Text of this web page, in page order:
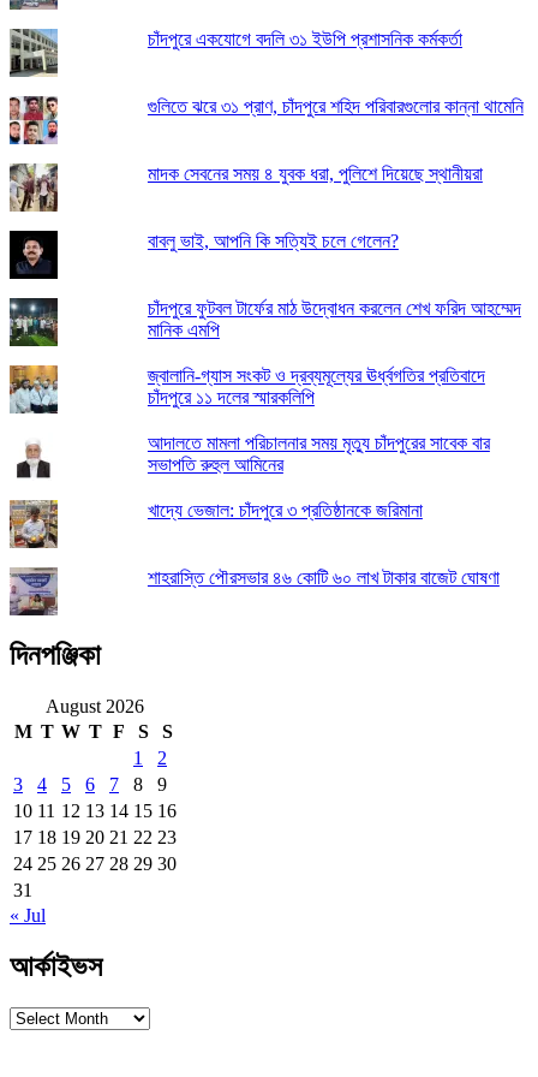
চাঁদপুরে একযোগে বদলি ৩১ ইউপি প্রশাসনিক কর্মকর্তা
গুলিতে ঝরে ৩১ প্রাণ, চাঁদপুরে শহিদ পরিবারগুলোর কান্না থামেনি
মাদক সেবনের সময় ৪ যুবক ধরা, পুলিশে দিয়েছে স্থানীয়রা
বাবলু ভাই, আপনি কি সত্যিই চলে গেলেন?
চাঁদপুরে ফুটবল টার্ফের মাঠ উদ্বোধন করলেন শেখ ফরিদ আহম্মেদ
মানিক এমপি
জ্বালানি-গ্যাস সংকট ও দ্রব্যমূল্যের ঊর্ধ্বগতির প্রতিবাদে
চাঁদপুরে ১১ দলের স্মারকলিপি
আদালতে মামলা পরিচালনার সময় মৃত্যু চাঁদপুরের সাবেক বার
সভাপতি রুহুল আমিনের
খাদ্যে ভেজাল: চাঁদপুরে ৩ প্রতিষ্ঠানকে জরিমানা
শাহরাস্তি পৌরসভার ৪৬ কোটি ৬০ লাখ টাকার বাজেট ঘোষণা
দিনপঞ্জিকা
August 2026
M T W T F S
S
1
2
3
4 5 6 7 8
9
10 11 12 13 14 15 16
17 18 19 20 21 22 23
24 25 26 27 28 29 30
31
« Jul
আর্কাইভস
আর্কাইভস